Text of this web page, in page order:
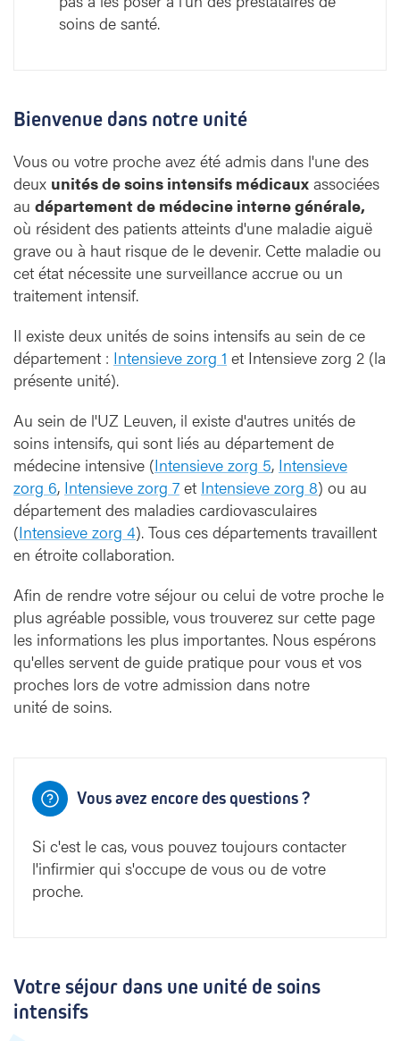
soins de santé.
Bienvenue dans notre unité
Vous ou votre proche avez été admis dans l'une des
deux unités de soins intensifs médicaux associées
au département de médecine interne générale,
où résident des patients atteints d'une maladie aiguë
grave ou à haut risque de le devenir. Cette maladie ou
cet état nécessite une surveillance accrue ou un
traitement intensif.
Il existe deux unités de soins intensifs au sein de ce
département : Intensieve zorg 1 et Intensieve zorg 2 (la
présente unité).
Au sein de l'UZ Leuven, il existe d'autres unités de
soins intensifs, qui sont liés au département de
médecine intensive (Intensieve zorg 5, Intensieve
zorg 6, Intensieve zorg 7 et Intensieve zorg 8) ou au
département des maladies cardiovasculaires
(Intensieve zorg 4). Tous ces départements travaillent
en étroite collaboration.
Afin de rendre votre séjour ou celui de votre proche le
plus agréable possible, vous trouverez sur cette page
les informations les plus importantes. Nous espérons
qu'elles servent de guide pratique pour vous et vos
proches lors de votre admission dans notre
unité de soins.
Vous avez encore des questions ?
Si c'est le cas, vous pouvez toujours contacter
l'infirmier qui s'occupe de vous ou de votre
proche.
Votre séjour dans une unité de soins
intensifs